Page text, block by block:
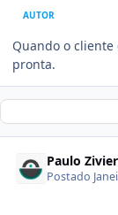
AUTOR
Quando o
pronta.
Paulo
Postado